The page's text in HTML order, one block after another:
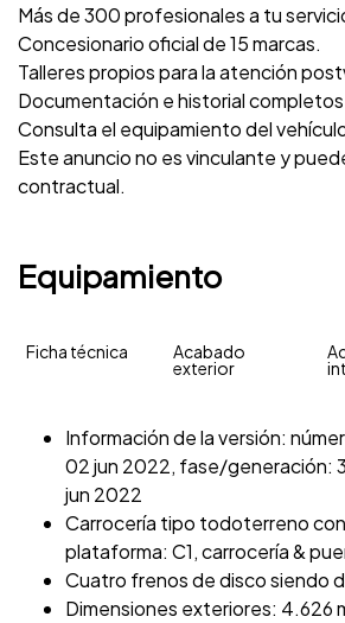
Más de 300 profesionales a tu
Concesionario oficial de 15 marcas.
Talleres propios para la atención
Documentación e historial
Consulta el equipamiento del
Este anuncio no es vinculante y
contractual.
Equipamiento
Ficha técnica
Información de la versión:
02 jun 2022, fase/generación:
jun 2022
Carrocería tipo todoterreno
plataforma: C1, carrocería &
Cuatro frenos de disco siendo
Dimensiones exteriores: 4.626
Acabado
exterior